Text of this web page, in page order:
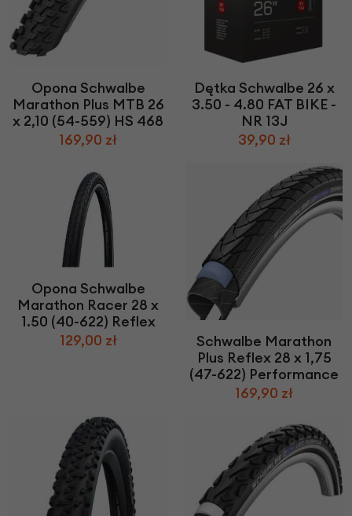
Opona Schwalbe
Marathon Plus MTB 26
x 2,10 (54-559) HS 468
169,90 zł
Dętka Schwalbe 26 x
3.50 - 4.80 FAT BIKE -
NR 13J
39,90 zł
Opona Schwalbe
Marathon Racer 28 x
1.50 (40-622) Reflex
129,00 zł
Schwalbe Marathon
Plus Reflex 28 x 1,75
(47-622) Performance
169,90 zł